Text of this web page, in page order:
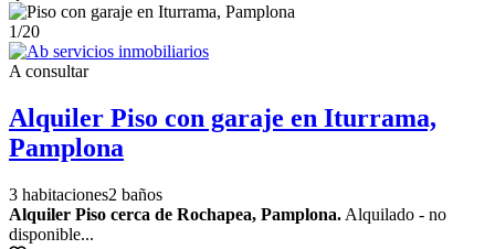
1/20
A consultar
Alquiler Piso con garaje en Iturrama,
Pamplona
3 habitaciones2 baños
Alquiler Piso cerca de Rochapea, Pamplona. Alquilado - no
disponible...